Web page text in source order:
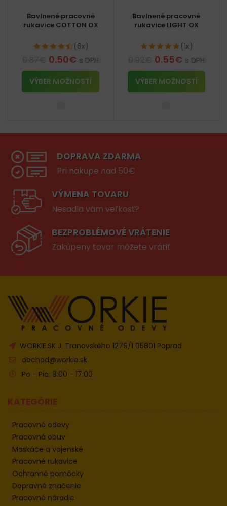
Bavlnené pracovné
rukavice COTTON OX
(6x)
0.50€ s DPH
VÝBER MOŽNOSTÍ
Bavlnené pracovné
rukavice LIGHT OX
(1x)
0.55€ s DPH
VÝBER MOŽNOSTÍ
DOPRAVA ZDARMA
Pri nákupe nad 50€
VÝMENA TOVARU
Nesadla vám veľkosť?
BEZPROBLÉMOVÉ VRÁTENIE
Zakúpeny tovar môžete vrátiť
WORKIE.SK J. Tranovského 1279/1 05801 Poprad
obchod@workie.sk
Po - Pia: 8:00 - 17:00
KATEGÓRIE
Pracovné odevy
Pracovná obuv
Maskáče a vojenské
Pracovné rukavice
Ochranné pomôcky
Dopravné značenie
Pracovné náradie